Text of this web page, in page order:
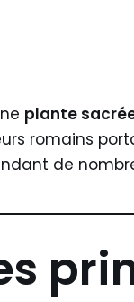
plante
romains
de